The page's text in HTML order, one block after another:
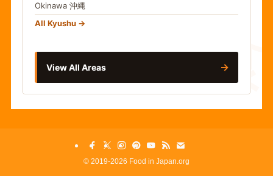
食
Okinawa 沖縄
All Kyushu
View All Areas →
© 2019-2026 Food in Japan.org